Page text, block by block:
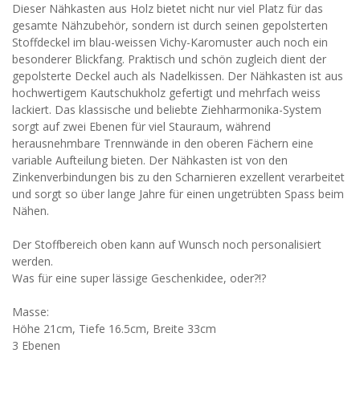
Dieser Nähkasten aus Holz bietet nicht nur viel Platz für das
gesamte Nähzubehör, sondern ist durch seinen gepolsterten
Stoffdeckel im blau-weissen Vichy-Karomuster auch noch ein
besonderer Blickfang. Praktisch und schön zugleich dient der
gepolsterte Deckel auch als Nadelkissen. Der Nähkasten ist aus
hochwertigem Kautschukholz gefertigt und mehrfach weiss
lackiert. Das klassische und beliebte Ziehharmonika-System
sorgt auf zwei Ebenen für viel Stauraum, während
herausnehmbare Trennwände in den oberen Fächern eine
variable Aufteilung bieten. Der Nähkasten ist von den
Zinkenverbindungen bis zu den Scharnieren exzellent verarbeitet
und sorgt so über lange Jahre für einen ungetrübten Spass beim
Nähen.
Der Stoffbereich oben kann auf Wunsch noch personalisiert
werden.
Was für eine super lässige Geschenkidee, oder?!?
Masse:
Höhe 21cm, Tiefe 16.5cm, Breite 33cm
3 Ebenen